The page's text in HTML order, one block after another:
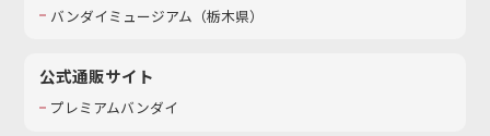
バンダイミュージアム（栃木県）
公式通販サイト
プレミアムバンダイ